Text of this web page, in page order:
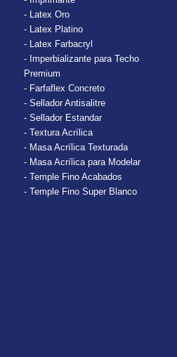
- Latex Oro
- Latex Platino
- Latex Farbacryl
- Imperbializante para Techo
Premium
- Farfaflex Concreto
- Sellador Antisalitre
- Sellador Estandar
- Textura Acrílica
- Masa Acrílica Texturada
- Masa Acrílica para Modelar
- Temple Fino Acabados
- Temple Fino Super Blanco